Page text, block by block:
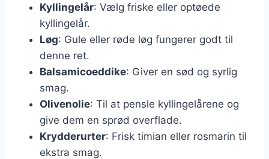
Kyllingelår: Vælg friske eller optøede
kyllingelår.
Løg: Gule eller røde løg fungerer godt til
denne ret.
Balsamicoeddike: Giver en sød og syrlig
smag.
Olivenolie: Til at pensle kyllingelårene og
give dem en sprød overflade.
Krydderurter: Frisk timian eller rosmarin til
ekstra smag.